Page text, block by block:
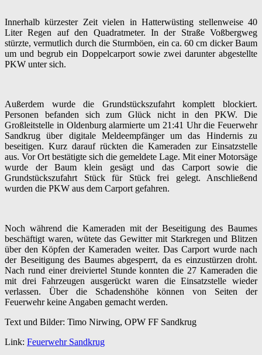
Innerhalb kürzester Zeit vielen in Hatterwüsting stellenweise 40
Liter Regen auf den Quadratmeter. In der Straße Voßbergweg
stürzte, vermutlich durch die Sturmböen, ein ca. 60 cm dicker Baum
um und begrub ein Doppelcarport sowie zwei darunter abgestellte
PKW unter sich.
Außerdem wurde die Grundstückszufahrt komplett blockiert.
Personen befanden sich zum Glück nicht in den PKW. Die
Großleitstelle in Oldenburg alarmierte um 21:41 Uhr die Feuerwehr
Sandkrug über digitale Meldeempfänger um das Hindernis zu
beseitigen. Kurz darauf rückten die Kameraden zur Einsatzstelle
aus. Vor Ort bestätigte sich die gemeldete Lage. Mit einer Motorsäge
wurde der Baum klein gesägt und das Carport sowie die
Grundstückszufahrt Stück für Stück frei gelegt. Anschließend
wurden die PKW aus dem Carport gefahren.
Noch während die Kameraden mit der Beseitigung des Baumes
beschäftigt waren, wütete das Gewitter mit Starkregen und Blitzen
über den Köpfen der Kameraden weiter. Das Carport wurde nach
der Beseitigung des Baumes abgesperrt, da es einzustürzen droht.
Nach rund einer dreiviertel Stunde konnten die 27 Kameraden die
mit drei Fahrzeugen ausgerückt waren die Einsatzstelle wieder
verlassen. Über die Schadenshöhe können von Seiten der
Feuerwehr keine Angaben gemacht werden.
Text und Bilder: Timo Nirwing, OPW FF Sandkrug
Link: Feuerwehr Sandkrug